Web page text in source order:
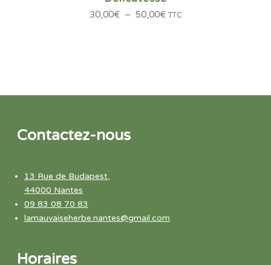
30,00€ – 50,00€Plage
TTC
Contactez-nous
13 Rue de Budapest,
44000 Nantes
09 83 08 70 83
lamauvaiseherbe.nantes@gmail.com
Horaires